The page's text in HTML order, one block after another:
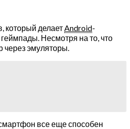
который делаетAndroid-
Несмотря на то, что
через эмуляторы.
все еще способен